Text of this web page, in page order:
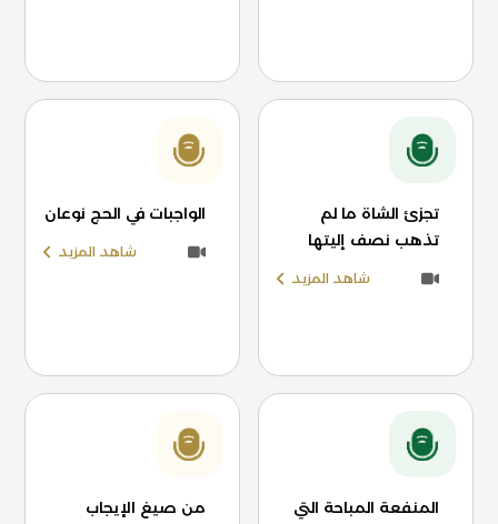
تجزئ الشاة ما لم
تذهب نصف إليتها
شاهد المزيد
الواجبات في الحج نوعان
شاهد المزيد
المنفعة المباحة التي
من صيغ الإيجاب